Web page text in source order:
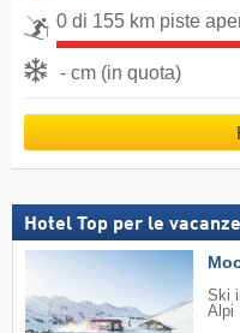
0 di 155 km piste
- cm (in quota)
Hotel Top per le
Ski
Alpi